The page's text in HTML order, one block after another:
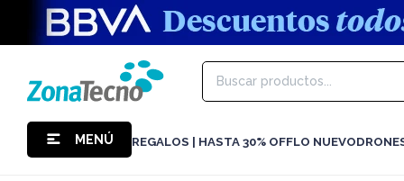
MENÚ REGALOS | HASTA 30% OFFLO NUEVO